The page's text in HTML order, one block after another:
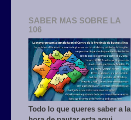
SABER MAS SOBRE LA
106
Todo lo que queres saber a la